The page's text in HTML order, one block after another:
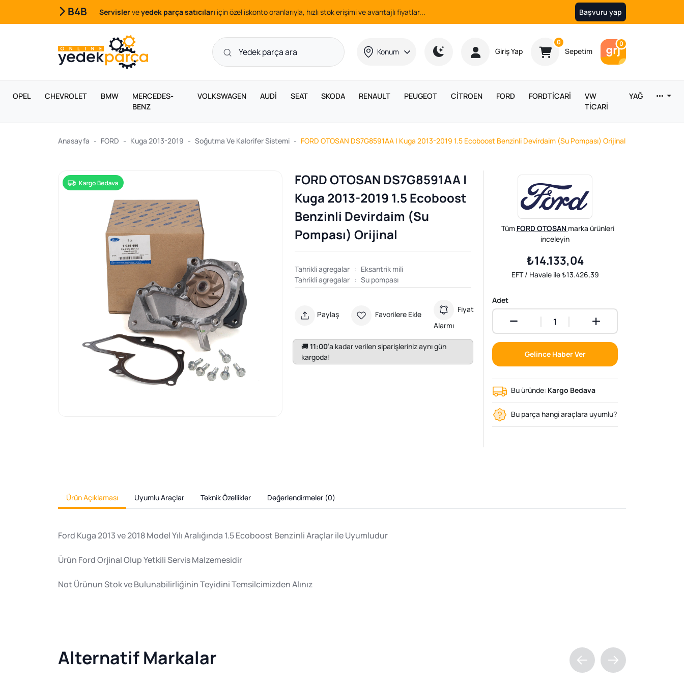
B4B Servislerveyedek parça satıcıları için özel iskonto oranlarıyla, hızlı stok erişimi ve avantajlı fiyatlar... Başvuru yap
Konum Giriş Yap
0Ürün sayısı
Sepetim
0Araç sayısı
OPEL CHEVROLET BMW
MERCEDES-
BENZ
VOLKSWAGEN AUDİ SEAT SKODA RENAULT PEUGEOT CİTROEN FORD FORDTİCARİ
VW
TİCARİ
YAĞ
Anasayfa FORD Kuga 2013-2019 Soğutma Ve Kalorifer Sistemi FORD OTOSAN DS7G8591AA | Kuga 2013-2019 1.5 Ecoboost Benzinli Devirdaim (Su Pompası) Orijinal
FORD OTOSAN DS7G8591AA |
Kuga 2013-2019 1.5 Ecoboost
Benzinli Devirdaim (Su
Pompası) Orijinal
Tahrikli agregalar : Eksantrik mili
Tahrikli agregalar : Su pompası
Paylaş Favorilere Ekle
Fiyat
Alarmı
🚚11:00’a kadar verilen siparişleriniz aynı gün
kargoda!
Tüm FORD OTOSAN marka ürünleri
inceleyin
₺14.133,04
EFT / Havale ile ₺13.426,39
Adet
Gelince Haber Ver
Bu üründe: Kargo Bedava
Bu parça hangi araçlara uyumlu?
Ürün Açıklaması Uyumlu Araçlar Teknik Özellikler Değerlendirmeler (0)
Ford Kuga 2013 ve 2018 Model Yılı Aralığında 1.5 Ecoboost Benzinli Araçlar ile Uyumludur
Ürün Ford Orjinal Olup Yetkili Servis Malzemesidir
Not Ürünun Stok ve Bulunabilirliğinin Teyidini Temsilcimizden Alınız
Alternatif Markalar